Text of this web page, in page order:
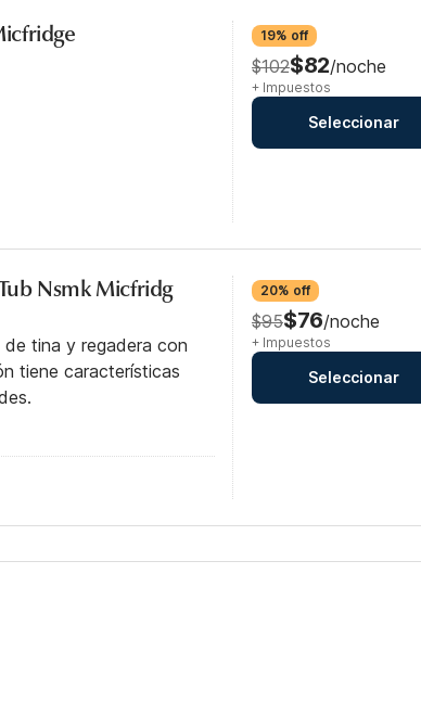
19% off
$102$82/noche
+ Impuestos
Seleccionar
Nsmk Micfridg
tina y regadera con
tiene características
20% off
$95$76/noche
+ Impuestos
Seleccionar